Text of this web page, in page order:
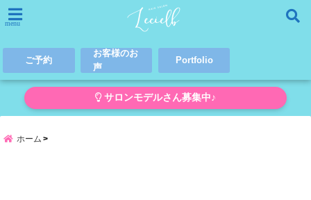
menu
ご予約
お客様のお
声
Portfolio
サロンモデルさん募集中♪
ホーム